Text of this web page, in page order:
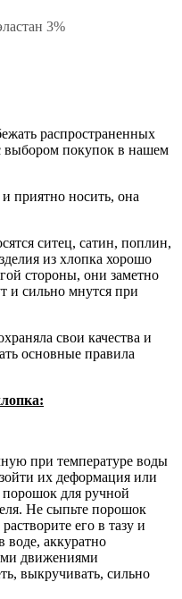
3%
распространенных
выбором покупок в нашем
приятно носить, она
ситец, сатин, поплин,
из хлопка хорошо
стороны, они заметно
и сильно мнутся при
свои качества и
основные правила
при температуре воды
их деформация или
порошок для ручной
Не сыпьте порошок
его в тазу и
воде, аккуратно
движениями
выкручивать, сильно